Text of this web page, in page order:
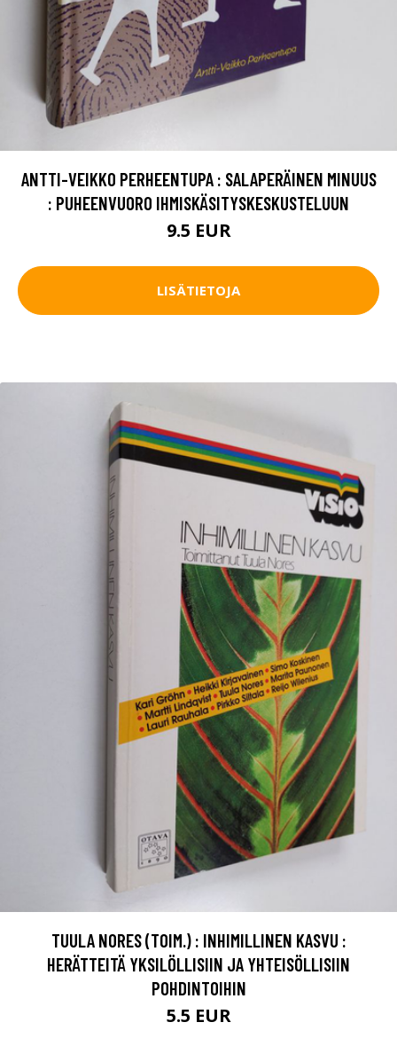
ANTTI-VEIKKO PERHEENTUPA : SALAPERÄINEN MINUUS
: PUHEENVUORO IHMISKÄSITYSKESKUSTELUUN
9.5 EUR
LISÄTIETOJA
TUULA NORES (TOIM.) : INHIMILLINEN KASVU :
HERÄTTEITÄ YKSILÖLLISIIN JA YHTEISÖLLISIIN
POHDINTOIHIN
5.5 EUR